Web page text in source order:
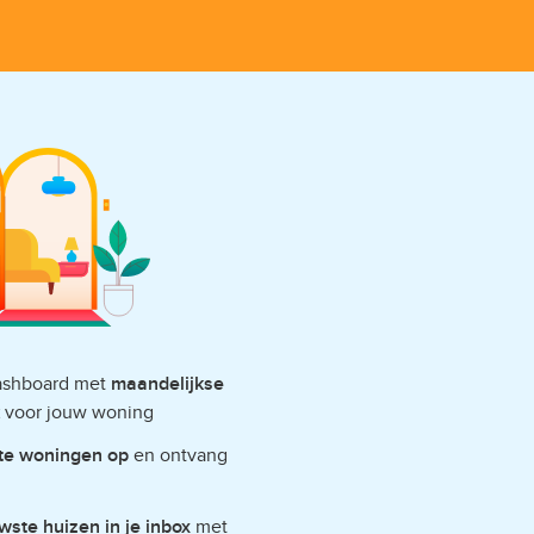
met maandelijkse
voor jouw woning
woningen open ontvang
huizen in je inbox met